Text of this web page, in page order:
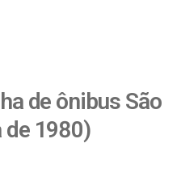
de ônibus São
de 1980)